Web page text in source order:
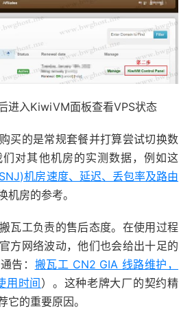
进入KiwiVM面板查看VPS状态
买的是常规套餐并打算尝试切换数
对其他机房的实测数据，例如这
机房速度、延迟、丢包率及路由
机房的参考。
瓦工负责的售后态度。在使用过程
方网络波动，他们也会给出十足的
告： 搬瓦工 CN2 GIA 线路维护，
用时间）。这种老牌大厂的契约精
它的重要原因。